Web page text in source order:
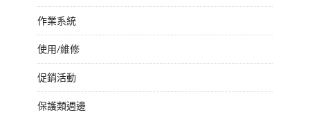
作業系統
使用/維修
促銷活動
保護類週邊